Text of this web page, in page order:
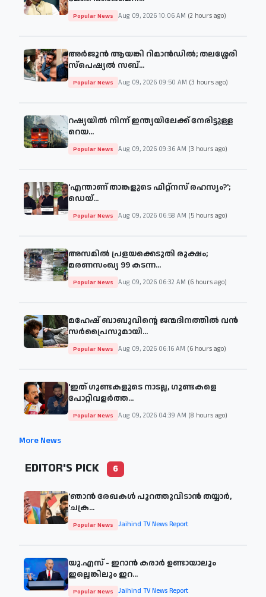
Popular News Aug 09, 2026 10:06 AM (2 hours ago)
അർജുൻ ആയങ്കി റിമാൻഡിൽ; തലശ്ശേരി
സ്പെഷ്യൽ സബ്...
Popular News Aug 09, 2026 09:50 AM (3 hours ago)
റഷ്യയിൽ നിന്ന് ഇന്ത്യയിലേക്ക് നേരിട്ടുള്ള
റെയ...
Popular News Aug 09, 2026 09:36 AM (3 hours ago)
'എന്താണ് താങ്കളുടെ ഫിറ്റ്‌നസ് രഹസ്യം?';
ഡെയ്‌...
Popular News Aug 09, 2026 06:58 AM (5 hours ago)
അസമിൽ പ്രളയക്കെടുതി രൂക്ഷം;
മരണസംഖ്യ 99 കടന്ന...
Popular News Aug 09, 2026 06:32 AM (6 hours ago)
മഹേഷ് ബാബുവിന്റെ ജന്മദിനത്തിൽ വൻ
സർപ്രൈസുമായി...
Popular News Aug 09, 2026 06:16 AM (6 hours ago)
'ഇത് ഗുണ്ടകളുടെ നാടല്ല, ഗുണ്ടകളെ
പോറ്റിവളർത്ത...
Popular News Aug 09, 2026 04:39 AM (8 hours ago)
More News
EDITOR'S PICK 6
'ഞാന്‍ രേഖകള്‍ പുറത്തുവിടാന്‍ തയ്യാര്‍,
'ചക്ര...
Popular News Jaihind TV News Report
യു.എസ് - ഇറാൻ കരാർ ഉണ്ടായാലും
ഇല്ലെങ്കിലും ഇറ...
Popular News Jaihind TV News Report